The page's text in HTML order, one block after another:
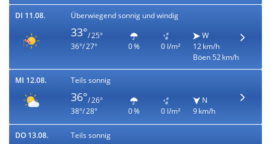
DI 11.08. Überwiegend sonnig und windig
33°/ 25°
36°/ 27°
0 % 0 l/m²
W
12 km/h
Böen 52 km/h
MI 12.08. Teils sonnig
36°/ 26°
38°/ 28°
0 % 0 l/m²
N
9 km/h
DO 13.08. Teils sonnig